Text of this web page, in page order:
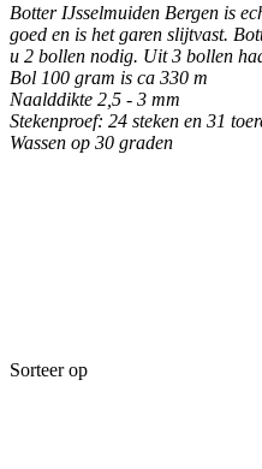
Botter IJsselmuiden Bergen is
goed en is het garen slijtvast.
u 2 bollen nodig. Uit 3 bollen
Bol 100 gram is ca 330 m
Naalddikte 2,5 - 3 mm
Stekenproef: 24 steken en 31
Wassen op 30 graden
Sorteer op